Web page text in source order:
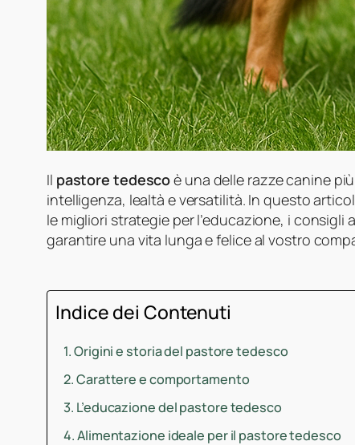
Il pastore tedescoè una delle razze canine
intelligenza, lealtà e versatilità. In questo
le migliori strategie per l’educazione, i
garantire una vita lunga e felice al vostro
Indice dei Contenuti
Origini e storia del pastore tedesco
Carattere e comportamento
L’educazione del pastore tedesco
Alimentazione ideale per il pastore tedesco